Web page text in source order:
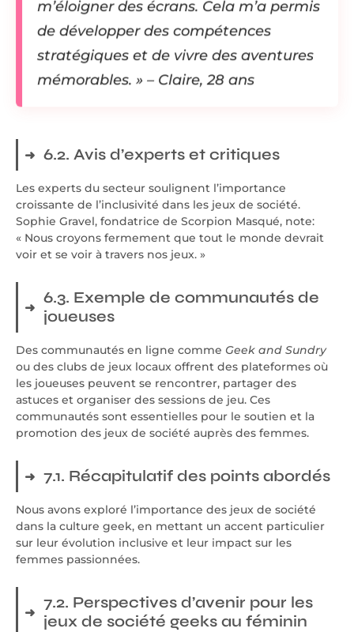
m’éloigner des écrans. Cela m’a permis
de développer des compétences
stratégiques et de vivre des aventures
mémorables. » – Claire, 28 ans
6.2. Avis d’experts et critiques
Les experts du secteur soulignent l’importance
croissante de l’inclusivité dans les jeux de société.
Sophie Gravel, fondatrice de Scorpion Masqué, note:
« Nous croyons fermement que tout le monde devrait
voir et se voir à travers nos jeux. »
6.3. Exemple de communautés de
joueuses
Des communautés en ligne comme Geek and Sundry
ou des clubs de jeux locaux offrent des plateformes où
les joueuses peuvent se rencontrer, partager des
astuces et organiser des sessions de jeu. Ces
communautés sont essentielles pour le soutien et la
promotion des jeux de société auprès des femmes.
7.1. Récapitulatif des points abordés
Nous avons exploré l’importance des jeux de société
dans la culture geek, en mettant un accent particulier
sur leur évolution inclusive et leur impact sur les
femmes passionnées.
7.2. Perspectives d’avenir pour les
jeux de société geeks au féminin